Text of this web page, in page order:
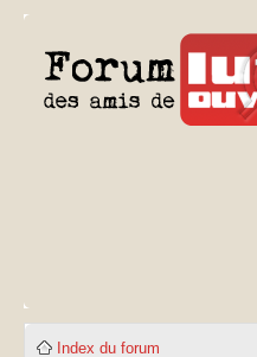
Index du forum